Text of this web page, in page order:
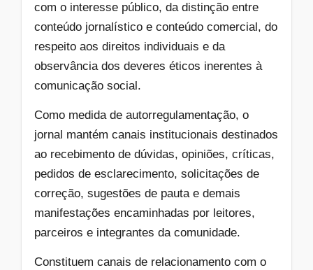
com o interesse público, da distinção entre
conteúdo jornalístico e conteúdo comercial, do
respeito aos direitos individuais e da
observância dos deveres éticos inerentes à
comunicação social.
Como medida de autorregulamentação, o
jornal mantém canais institucionais destinados
ao recebimento de dúvidas, opiniões, críticas,
pedidos de esclarecimento, solicitações de
correção, sugestões de pauta e demais
manifestações encaminhadas por leitores,
parceiros e integrantes da comunidade.
Constituem canais de relacionamento com o